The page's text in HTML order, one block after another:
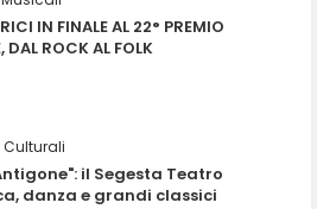
IN FINALE AL 22° PREMIO
DAL ROCK AL FOLK
Culturali
il Segesta Teatro
danza e grandi classici